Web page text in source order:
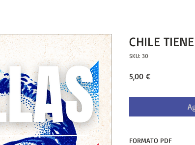
CHILE
SKU: 30
5,00 €Precio
FORMATO PDF